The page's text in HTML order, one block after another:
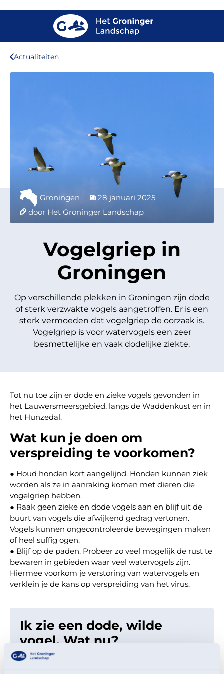
Actualiteiten
Groningen
28 januari 2025
door Het Groninger Landschap
Vogelgriep in
Groningen
Op verschillende plekken in Groningen zijn dode
of sterk verzwakte vogels aangetroffen. Er is een
sterk vermoeden dat vogelgriep de oorzaak is.
Vogelgriep is voor watervogels een zeer
besmettelijke en vaak dodelijke ziekte.
Tot nu toe zijn er dode en zieke vogels gevonden in
het Lauwersmeersgebied, langs de Waddenkust en in
het Hunzedal.
Wat kun je doen om
verspreiding te voorkomen?
● Houd honden kort aangelijnd. Honden kunnen ziek
worden als ze in aanraking komen met dieren die
vogelgriep hebben.
● Raak geen zieke en dode vogels aan en blijf uit de
buurt van vogels die afwijkend gedrag vertonen.
Vogels kunnen ongecontroleerde bewegingen maken
of heel suffig ogen.
● Blijf op de paden. Probeer zo veel mogelijk de rust te
bewaren in gebieden waar veel watervogels zijn.
Hiermee voorkom je verstoring van watervogels en
verklein je de kans op verspreiding van het virus.
Ik zie een dode, wilde
vogel. Wat nu?
Mocht je onverhoopt meerdere dode vogels